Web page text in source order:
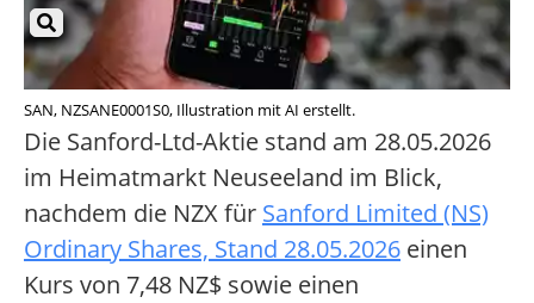
SAN, NZSANE0001S0, Illustration mit AI erstellt.
Die Sanford-Ltd-Aktie stand am 28.05.2026
im Heimatmarkt Neuseeland im Blick,
nachdem die NZX für Sanford Limited (NS)
Ordinary Shares, Stand 28.05.2026 einen
Kurs von 7,48 NZ$ sowie einen